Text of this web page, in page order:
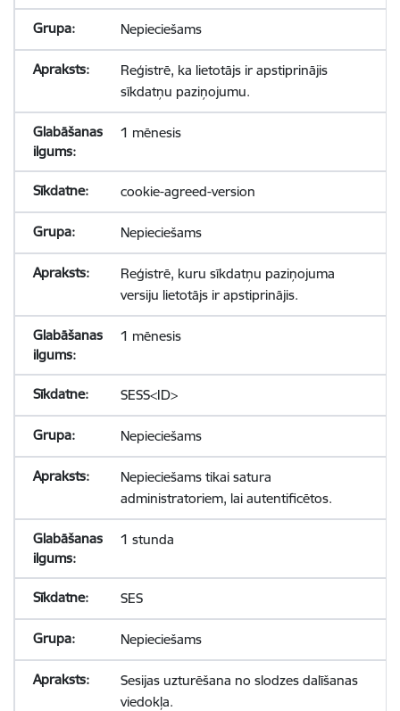
Nepieciešams
Reģistrē, ka lietotājs ir apstiprinājis
sīkdatņu paziņojumu.
1 mēnesis
cookie-agreed-version
Nepieciešams
Reģistrē, kuru sīkdatņu paziņojuma
versiju lietotājs ir apstiprinājis.
1 mēnesis
SESS<ID>
Nepieciešams
Nepieciešams tikai satura
administratoriem, lai autentificētos.
1 stunda
SES
Nepieciešams
Sesijas uzturēšana no slodzes dalīšanas
viedokļa.